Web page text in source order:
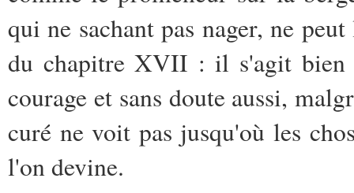
qui ne sachant pas nager, ne
du chapitre XVII : il s'agit bien
courage et sans doute aussi,
curé ne voit pas jusqu'où les
l'on devine.